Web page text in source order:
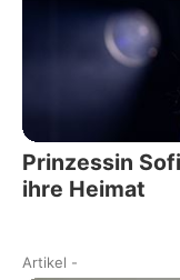
Prinzessin
ihre Heimat
Artikel -